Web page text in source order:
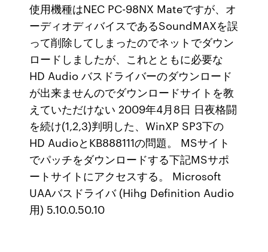
使用機種はNEC PC-98NX Mateですが、オ
ーディオディバイスであるSoundMAXを誤
って削除してしまったのでネットでダウン
ロードしましたが、これとともに必要な
HD Audio バスドライバーのダウンロード
が出来ませんのでダウンロードサイトを教
えていただけない 2009年4月8日 日夜格闘
を続け(1,2,3)判明した、WinXP SP3下の
HD AudioとKB888111の問題。 MSサイト
でパッチをダウンロードする下記MSサポ
ートサイトにアクセスする。 Microsoft
UAAバスドライバ (Hihg Definition Audio
用) 5.10.0.50.10